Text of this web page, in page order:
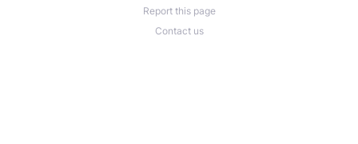
Report this page
Contact us